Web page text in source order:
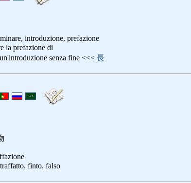
introduzione, prefazione
la prefazione di
senza fine <<< 長
finto, falso